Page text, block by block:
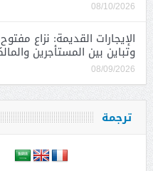
08/10/2026
الإيجارات القديمة: نزاع
وتباين بين المستأجرين
08/09/2026
ترجمة